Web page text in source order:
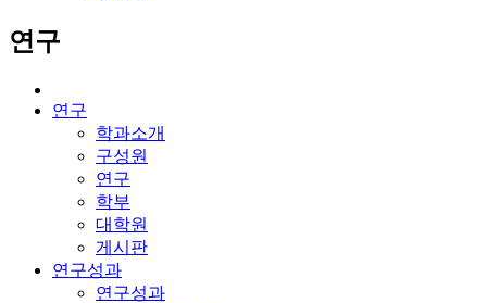
연구
연구
학과소개
구성원
연구
학부
대학원
게시판
연구성과
연구성과